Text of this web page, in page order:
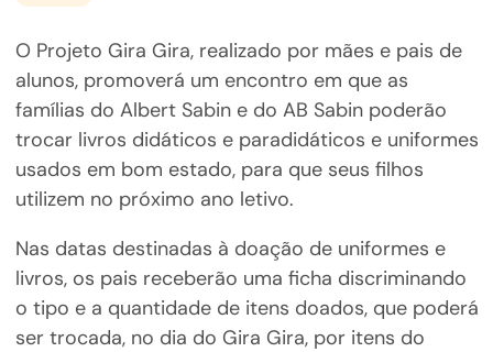
O Projeto Gira Gira, realizado por mães e pais de
alunos, promoverá um encontro em que as
famílias do Albert Sabin e do AB Sabin poderão
trocar livros didáticos e paradidáticos e uniformes
usados em bom estado, para que seus filhos
utilizem no próximo ano letivo.
Nas datas destinadas à doação de uniformes e
livros, os pais receberão uma ficha discriminando
o tipo e a quantidade de itens doados, que poderá
ser trocada, no dia do Gira Gira, por itens do